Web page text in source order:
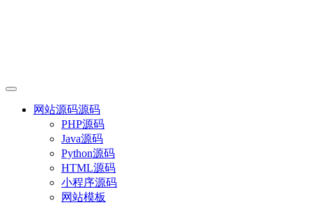
网站源码源码
PHP源码
Java源码
Python源码
HTML源码
小程序源码
网站模板